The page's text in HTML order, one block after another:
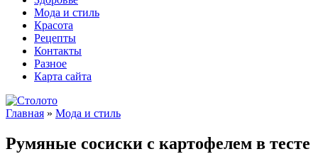
Мода и стиль
Красота
Рецепты
Контакты
Разное
Карта сайта
Главная » Мода и стиль
Румяные сосиски с картофелем в тесте